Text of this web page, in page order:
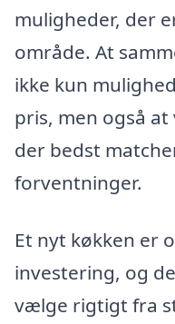
muligheder, der
område. At
ikke kun
pris, men også
der bedst
forventninger.
Et nyt køkken er
investering, og
vælge rigtigt fra